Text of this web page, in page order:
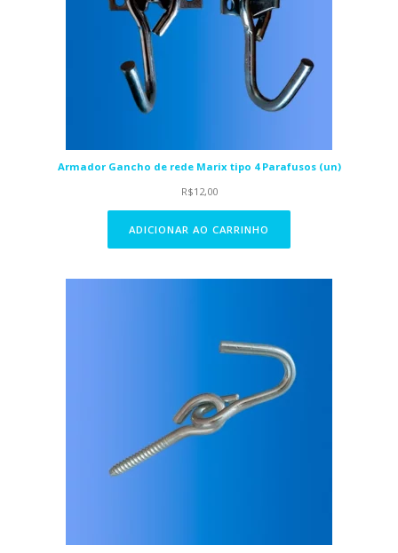
Armador Gancho de rede Marix tipo 4 Parafusos (un)
R$12,00
ADICIONAR AO CARRINHO